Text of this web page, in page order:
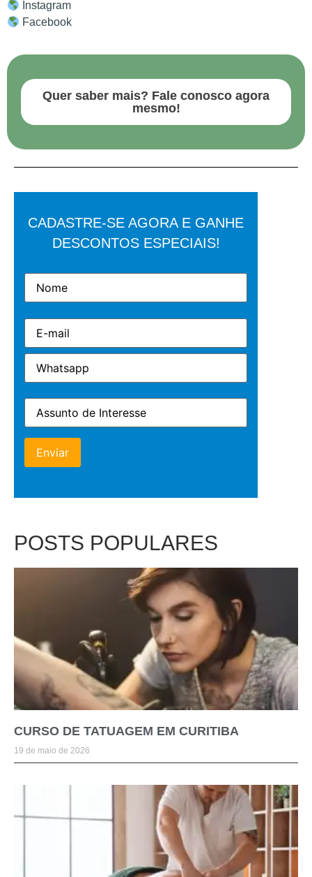
Instagram
Facebook
Quer saber mais? Fale conosco agora
mesmo!
CADASTRE-SE AGORA E GANHE
DESCONTOS ESPECIAIS!
POSTS POPULARES
CURSO DE TATUAGEM EM CURITIBA
19 de maio de 2026